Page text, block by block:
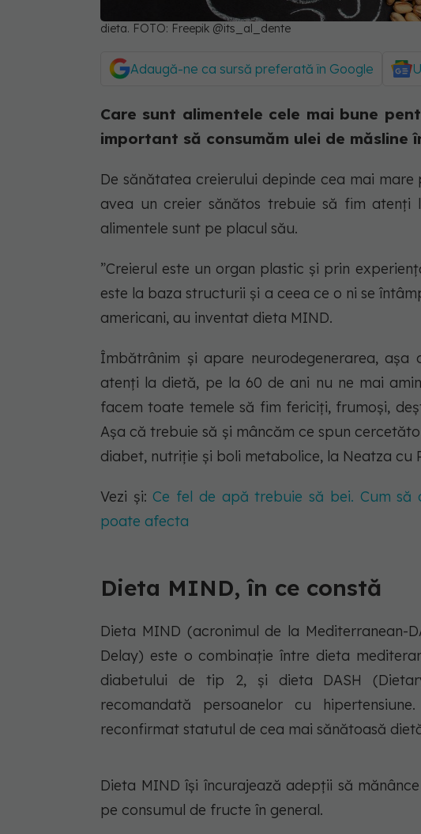
dieta. FOTO: Freepik @its_al_dente
Adaugă-ne ca sursă preferată în Google
Care sunt alimentele cele mai bune
important să consumăm ulei de măsline
De sănătatea creierului depinde cea mai
avea un creier sănătos trebuie să fim
alimentele sunt pe placul său.
”Creierul este un organ plastic și prin
este la baza structurii și a ceea ce o ni se
americani, au inventat dieta MIND.
Îmbătrânim și apare neurodegenerarea,
atenți la dietă, pe la 60 de ani nu ne mai
facem toate temele să fim fericiți, frumoși,
Așa că trebuie să și mâncăm ce spun
diabet, nutriție și boli metabolice, la Neatza cu
Vezi și:Ce fel de apă trebuie să bei. Cum
poate afecta
Dieta MIND, în ce constă
Dieta MIND (acronimul de la Mediterranean-
Delay) este o combinație între dieta
diabetului de tip 2, și dieta DASH
recomandată persoanelor cu
reconfirmat statutul de cea mai sănătoasă
Dieta MIND își încurajează adepții să
pe consumul de fructe în general.